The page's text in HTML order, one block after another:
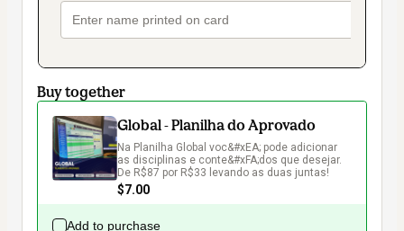
Buy together
Global - Planilha do Aprovado
Na Planilha Global voc&#xEA; pode adicionar
as disciplinas e conte&#xFA;dos que desejar.
De R$87 por R$33 levando as duas juntas!
$7.00
Add to purchase